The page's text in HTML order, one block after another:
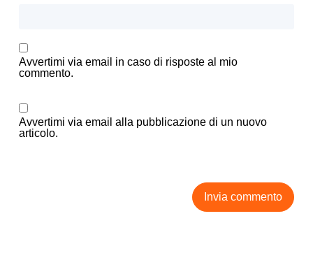
Avvertimi via email in caso di risposte al mio
commento.
Avvertimi via email alla pubblicazione di un nuovo
articolo.